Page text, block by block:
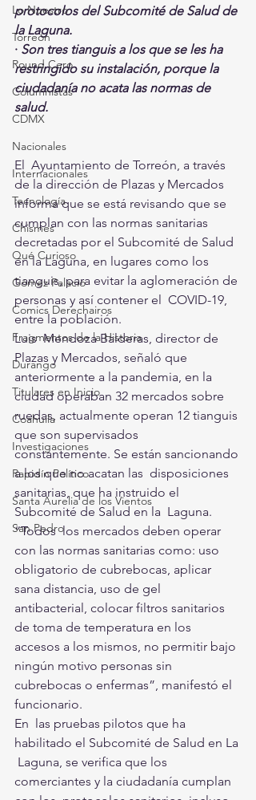
Lo Nuestro
Torreón
Round Cero
Columnistas
CDMX
Nacionales
Internacionales
Tecnología
Chismes
Qué Curioso
Gómez Palacio
Comics Derechairos
Fragmentos de la Historia
Durango
Titulares en Inicio
Coahuila
Investigaciones
Rapidín Político
Santa Aurelia de los Vientos
San Pedro
protocolos del Subcomité de Salud de
la Laguna.
· Son tres tianguis a los que se les ha
restringido su instalación, porque la
ciudadanía no acata las normas de
salud.
El  Ayuntamiento de Torreón, a través
de la dirección de Plazas y Mercados
informa que se está revisando que se
cumplan con las normas sanitarias
decretadas por el Subcomité de Salud
en la Laguna, en lugares como los
tianguis, para evitar la aglomeración de
personas y así contener el  COVID-19,
entre la población.
Luis  Mendoza Balderas, director de
Plazas y Mercados, señaló que
anteriormente a la pandemia, en la
ciudad operaban 32 mercados sobre
ruedas, actualmente operan 12 tianguis
que son supervisados
constantemente. Se están sancionando
a los que no acatan las  disposiciones
sanitarias, que ha instruido el
Subcomité de Salud en la  Laguna.
“Todos  los mercados deben operar
con las normas sanitarias como: uso
obligatorio de cubrebocas, aplicar
sana distancia, uso de gel
antibacterial, colocar filtros sanitarios
de toma de temperatura en los
accesos a los mismos, no permitir bajo
ningún motivo personas sin
cubrebocas o enfermas”, manifestó el
funcionario.
En  las pruebas pilotos que ha
habilitado el Subcomité de Salud en La
Laguna, se verifica que los
comerciantes y la ciudadanía cumplan